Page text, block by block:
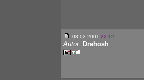
08-02-2001 22:12
Autor: Drahosh